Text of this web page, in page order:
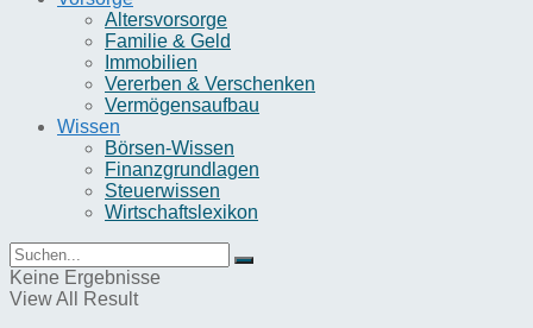
Altersvorsorge
Familie & Geld
Immobilien
Vererben & Verschenken
Vermögensaufbau
Wissen
Börsen-Wissen
Finanzgrundlagen
Steuerwissen
Wirtschaftslexikon
Keine Ergebnisse
View All Result